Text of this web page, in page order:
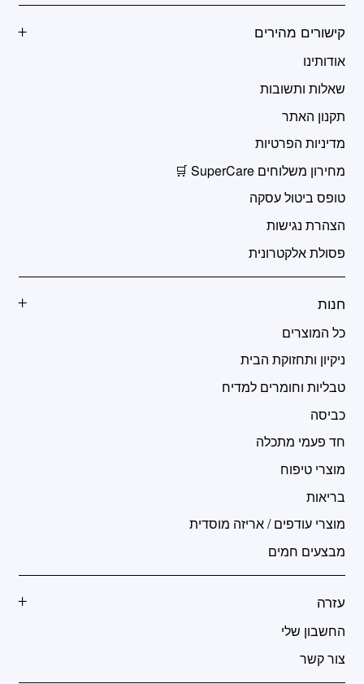
קישורים מהירים
אודותינו
שאלות ותשובות
תקנון האתר
מדיניות הפרטיות
מחירון משלוחים SuperCare 🛒
טופס ביטול עסקה
הצהרת נגישות
פסולת אלקטרונית
חנות
כל המוצרים
ניקיון ותחזוקת הבית
טבליות וחומרים למדיח
כביסה
חד פעמי מתכלה
מוצרי טיפוח
בריאות
מוצרי עודפים / אריזה מוסדית
מבצעים חמים
עזרה
החשבון שלי
צור קשר